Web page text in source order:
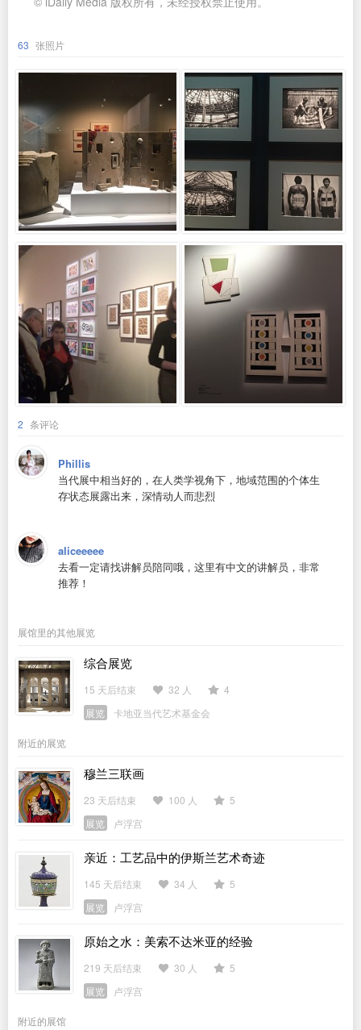
63 张照片
2 条评论
Phillis
当代展中相当好的，在人类学视角下，地域范围的个体生
存状态展露出来，深情动人而悲烈
aliceeeee
去看一定请找讲解员陪同哦，这里有中文的讲解员，非常
推荐！
展馆里的其他展览
综合展览
15 天后结束 32 人
4
展览
卡地亚当代艺术基金会
附近的展览
穆兰三联画
23 天后结束 100 人
5
展览
卢浮宫
亲近：工艺品中的伊斯兰艺术奇迹
145 天后结束 34 人
5
展览
卢浮宫
原始之水：美索不达米亚的经验
219 天后结束 30 人
5
展览
卢浮宫
附近的展馆